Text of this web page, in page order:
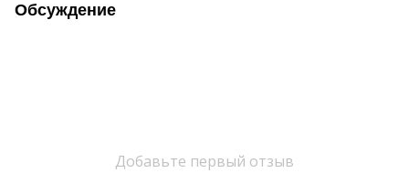
Обсуждение
Добавьте первый отзыв